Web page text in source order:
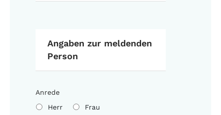
Angaben zur meldenden
Person
Anrede
Herr
Frau